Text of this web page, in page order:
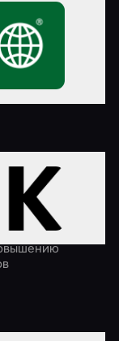
для
на
в этом